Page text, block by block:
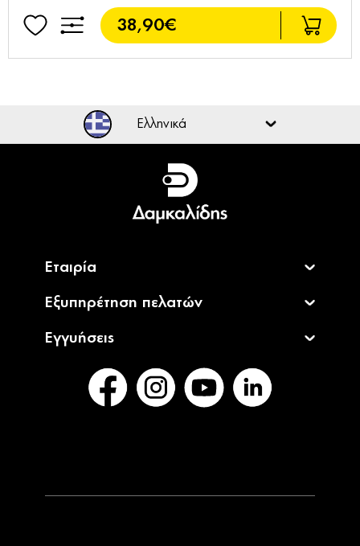
38,90€
Ελληνικά
Ελληνικά
English
Εταιρία
Εξυπηρέτηση πελατών
Εγγυήσεις